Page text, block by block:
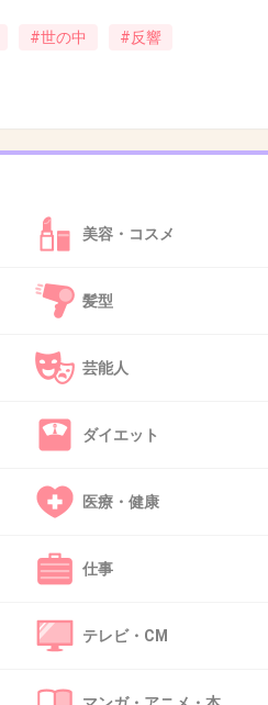
+12
国はそうじゃない。
、それが正論でも叩かれるよ
主義みたいなのがまかり通っ
てなって、何も進まない
さ
+23
#世の中 #反響
美容・コスメ
髪型
芸能人
ダイエット
医療・健康
仕事
テレビ・CM